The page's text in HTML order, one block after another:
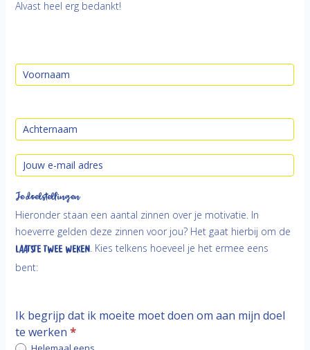
Alvast heel erg bedankt!
Je doelstellingen
Hieronder staan een aantal zinnen over je motivatie. In
hoeverre gelden deze zinnen voor jou? Het gaat hierbij om de
laatste twee weken. Kies telkens hoeveel je het ermee eens
bent:
Ik begrijp dat ik moeite moet doen om aan mijn doel
te werken*